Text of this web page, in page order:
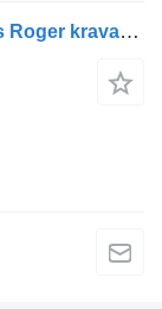
1PLC150DA01B hidromotors paredzēts Roger kravas automašīnas